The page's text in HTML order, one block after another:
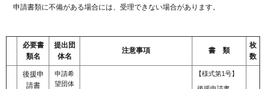
申請書類に不備がある場合には、受理できない場合があります。
必要書
類名
提出団
体名
注意事項 書 類
枚
数
後援申
請書
申請希
望団体
【様式第1号】